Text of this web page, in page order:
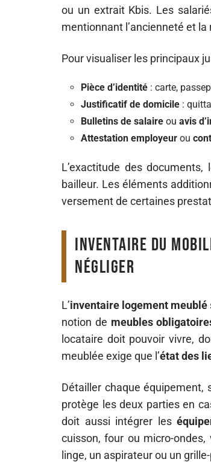
ou un extrait Kbis. Les
mentionnant l’ancienneté et
Pour visualiser les principaux
Pièce d’identité : carte,
Justificatif de domicile :
Bulletins de salaire ou avis
Attestation employeur ou
L’exactitude des
bailleur. Les éléments
versement de certaines
Inventaire du
négliger
L’inventaire logement meublé
notion de meubles
locataire doit pouvoir vivre,
meublée exige que l’état des
Détailler chaque
protège les deux parties en
doit aussi intégrer les
cuisson, four ou micro-
linge, un aspirateur ou un